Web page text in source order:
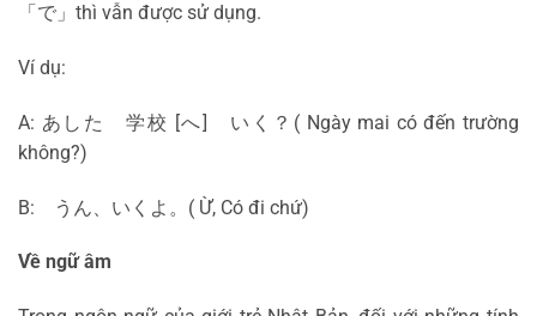
「で」thì vẫn được sử dụng.
Ví dụ:
A: あした 学校 [へ] いく？( Ngày mai có đến trường
không?)
B: うん、いくよ。( Ừ, Có đi chứ)
Về ngữ âm